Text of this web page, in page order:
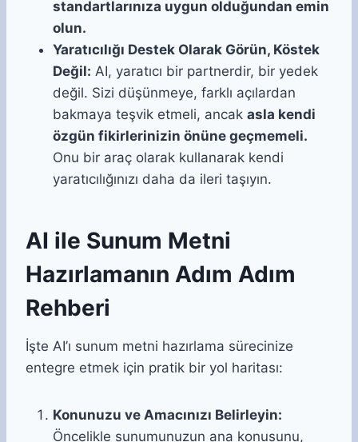
standartlarınıza uygun olduğundan emin
olun.
Yaratıcılığı Destek Olarak Görün, Köstek
Değil: AI, yaratıcı bir partnerdir, bir yedek
değil. Sizi düşünmeye, farklı açılardan
bakmaya teşvik etmeli, ancak asla kendi
özgün fikirlerinizin önüne geçmemeli.
Onu bir araç olarak kullanarak kendi
yaratıcılığınızı daha da ileri taşıyın.
AI ile Sunum Metni
Hazırlamanın Adım Adım
Rehberi
İşte AI’ı sunum metni hazırlama sürecinize
entegre etmek için pratik bir yol haritası:
Konunuzu ve Amacınızı Belirleyin:
Öncelikle sunumunuzun ana konusunu,